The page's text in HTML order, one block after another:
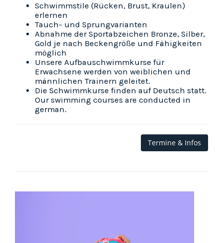
Schwimmstile (Rücken, Brust, Kraulen)
erlernen
Tauch- und Sprungvarianten
Abnahme der Sportabzeichen Bronze, Silber,
Gold je nach Beckengröße und Fähigkeiten
möglich
Unsere Aufbauschwimmkurse für
Erwachsene werden von weiblichen und
männlichen Trainern geleitet.
Die Schwimmkurse finden auf Deutsch statt.
Our swimming courses are conducted in
german.
Termine & Infos